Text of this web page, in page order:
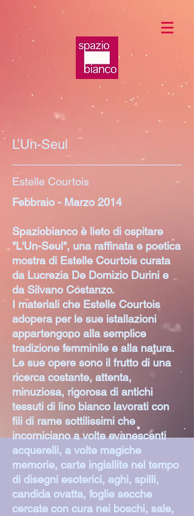
L’Un-Seul
Estelle Courtois
Febbraio - Marzo 2014
Spaziobianco è lieto di ospitare
"L'Un-Seul", una raffinata e poetica
mostra di Estelle Courtois curata
da Lucrezia De Domizio Durini e
da Silvano Costanzo.
I materiali che Estelle Courtois
adopera per le sue istallazioni
appartengono alla semplice
tradizione femminile e alla natura.
Le sue opere sono il frutto di una
ricerca costante, attenta,
minuziosa, rigorosa di antichi
tessuti di lino bianco lavorati con
fili di rame sottilissimi che
incorniciano a volte evanescenti
acquerelli, a volte magiche
memorie, carte ingiallite nel tempo
di disegni esoterici, aghi, spilli,
candida ovatta, foglie secche
cercate con cura nei boschi, sale,